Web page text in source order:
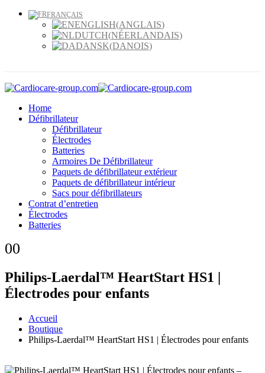
FRANÇAIS
ENGLISH(ANGLAIS)
DUTCH(NÉERLANDAIS)
DANSK(DANOIS)
Home
Défibrillateur
Défibrillateur
Électrodes
Batteries
Armoires De Défibrillateur
Paquets de défibrillateur extérieur
Paquets de défibrillateur intérieur
Sacs pour défibrillateurs
Contrat d’entretien
Électrodes
Batteries
00
Philips-Laerdal™ HeartStart HS1 |
Électrodes pour enfants
Accueil
Boutique
Philips-Laerdal™ HeartStart HS1 | Électrodes pour enfants